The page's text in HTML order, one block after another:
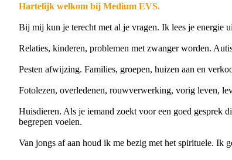
Hartelijk welkom bij Medium EVS.
Bij mij kun je terecht met al je vragen. Ik lees je energie
Relaties, kinderen, problemen met zwanger worden.
Pesten afwijzing. Families, groepen, huizen aan en
Fotolezen, overledenen, rouwverwerking, vorig leven,
Huisdieren. Als je iemand zoekt voor een goed gesprek
begrepen voelen.
Van jongs af aan houd ik me bezig met het spirituele. Ik